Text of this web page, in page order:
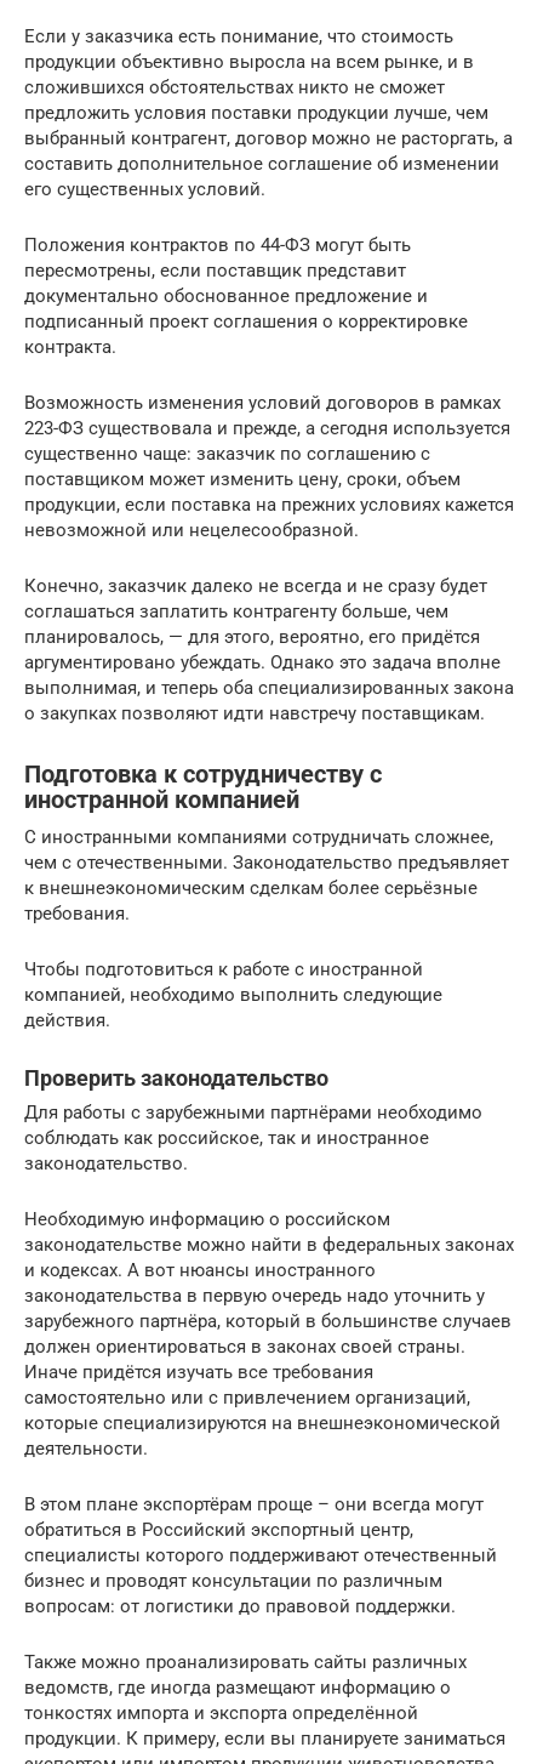
Если у заказчика есть понимание, что стоимость
продукции объективно выросла на всем рынке, и в
сложившихся обстоятельствах никто не сможет
предложить условия поставки продукции лучше, чем
выбранный контрагент, договор можно не расторгать, а
составить дополнительное соглашение об изменении
его существенных условий.
Положения контрактов по 44-ФЗ могут быть
пересмотрены, если поставщик представит
документально обоснованное предложение и
подписанный проект соглашения о корректировке
контракта.
Возможность изменения условий договоров в рамках
223-ФЗ существовала и прежде, а сегодня используется
существенно чаще: заказчик по соглашению с
поставщиком может изменить цену, сроки, объем
продукции, если поставка на прежних условиях кажется
невозможной или нецелесообразной.
Конечно, заказчик далеко не всегда и не сразу будет
соглашаться заплатить контрагенту больше, чем
планировалось, — для этого, вероятно, его придётся
аргументировано убеждать. Однако это задача вполне
выполнимая, и теперь оба специализированных закона
о закупках позволяют идти навстречу поставщикам.
Подготовка к сотрудничеству с
иностранной компанией
С иностранными компаниями сотрудничать сложнее,
чем с отечественными. Законодательство предъявляет
к внешнеэкономическим сделкам более серьёзные
требования.
Чтобы подготовиться к работе с иностранной
компанией, необходимо выполнить следующие
действия.
Проверить законодательство
Для работы с зарубежными партнёрами необходимо
соблюдать как российское, так и иностранное
законодательство.
Необходимую информацию о российском
законодательстве можно найти в федеральных законах
и кодексах. А вот нюансы иностранного
законодательства в первую очередь надо уточнить у
зарубежного партнёра, который в большинстве случаев
должен ориентироваться в законах своей страны.
Иначе придётся изучать все требования
самостоятельно или с привлечением организаций,
которые специализируются на внешнеэкономической
деятельности.
В этом плане экспортёрам проще – они всегда могут
обратиться в Российский экспортный центр,
специалисты которого поддерживают отечественный
бизнес и проводят консультации по различным
вопросам: от логистики до правовой поддержки.
Также можно проанализировать сайты различных
ведомств, где иногда размещают информацию о
тонкостях импорта и экспорта определённой
продукции. К примеру, если вы планируете заниматься